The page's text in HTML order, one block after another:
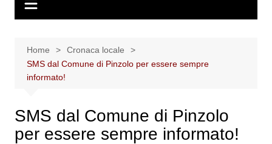
Home
Cronaca locale
SMS dal Comune di Pinzolo per essere sempre
informato!
SMS dal Comune di Pinzolo
per essere sempre informato!